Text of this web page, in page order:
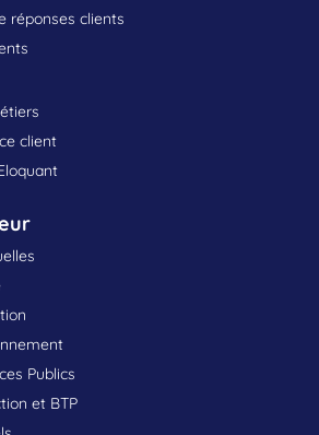
réponses clients
client
Publics
et BTP